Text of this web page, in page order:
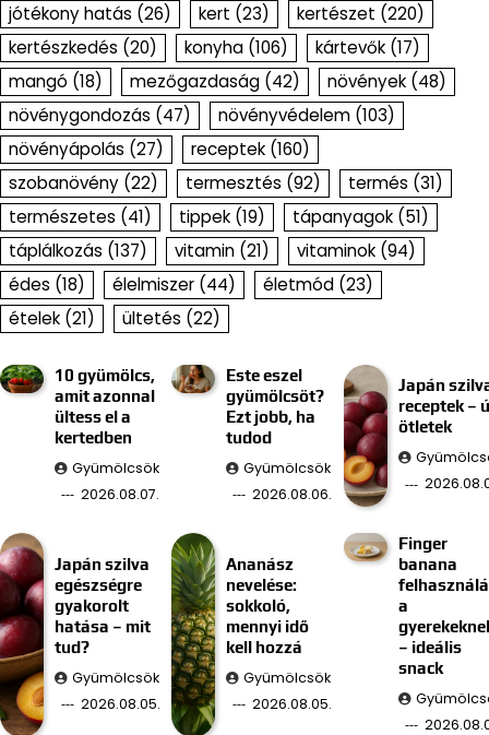
jótékony hatás (26) kert (23) kertészet (220)
kertészkedés (20) konyha (106) kártevők (17)
mangó (18) mezőgazdaság (42) növények (48)
növénygondozás (47) növényvédelem (103)
növényápolás (27) receptek (160)
szobanövény (22) termesztés (92) termés (31)
természetes (41) tippek (19) tápanyagok (51)
táplálkozás (137) vitamin (21) vitaminok (94)
édes (18) élelmiszer (44) életmód (23)
ételek (21) ültetés (22)
10 gyümölcs,
amit azonnal
ültess el a
kertedben
Gyümölcsök
2026.08.07.
Este eszel
gyümölcsöt?
Ezt jobb, ha
tudod
Gyümölcsök
2026.08.06.
Japán
receptek –
ötletek
Japán szilva
egészségre
gyakorolt
hatása – mit
tud?
Gyümölcsök
2026.08.05.
Ananász
nevelése:
sokkoló,
mennyi idő
kell hozzá
Gyümölcsök
2026.08.05.
Finger
banana
a
– ideális
snack